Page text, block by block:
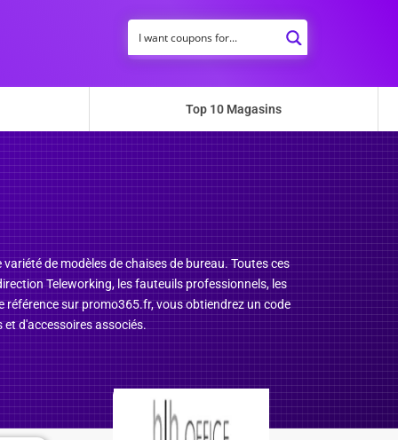
Top 10 Magasins
de modèles de chaises de bureau. Toutes ces
Teleworking, les fauteuils professionnels, les
référence sur promo365.fr, vous obtiendrez un code
d'accessoires associés.